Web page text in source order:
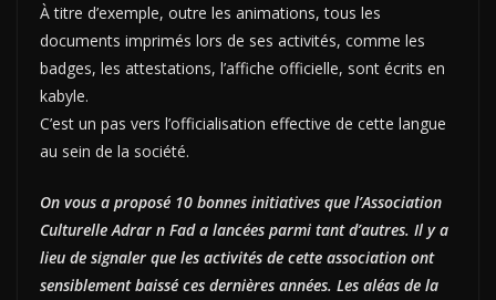
À titre d’exemple, outre les animations, tous les
documents imprimés lors de ses activités, comme les
badges, les attestations, l’affiche officielle, sont écrits en
kabyle.
C’est un pas vers l’officialisation effective de cette langue
au sein de la société.
On vous a proposé 10 bonnes initiatives que l’Association
Culturelle Adrar n Fad a lancées parmi tant d’autres. Il y a
lieu de signaler que les activités de cette association ont
sensiblement baissé ces dernières années. Les aléas de la